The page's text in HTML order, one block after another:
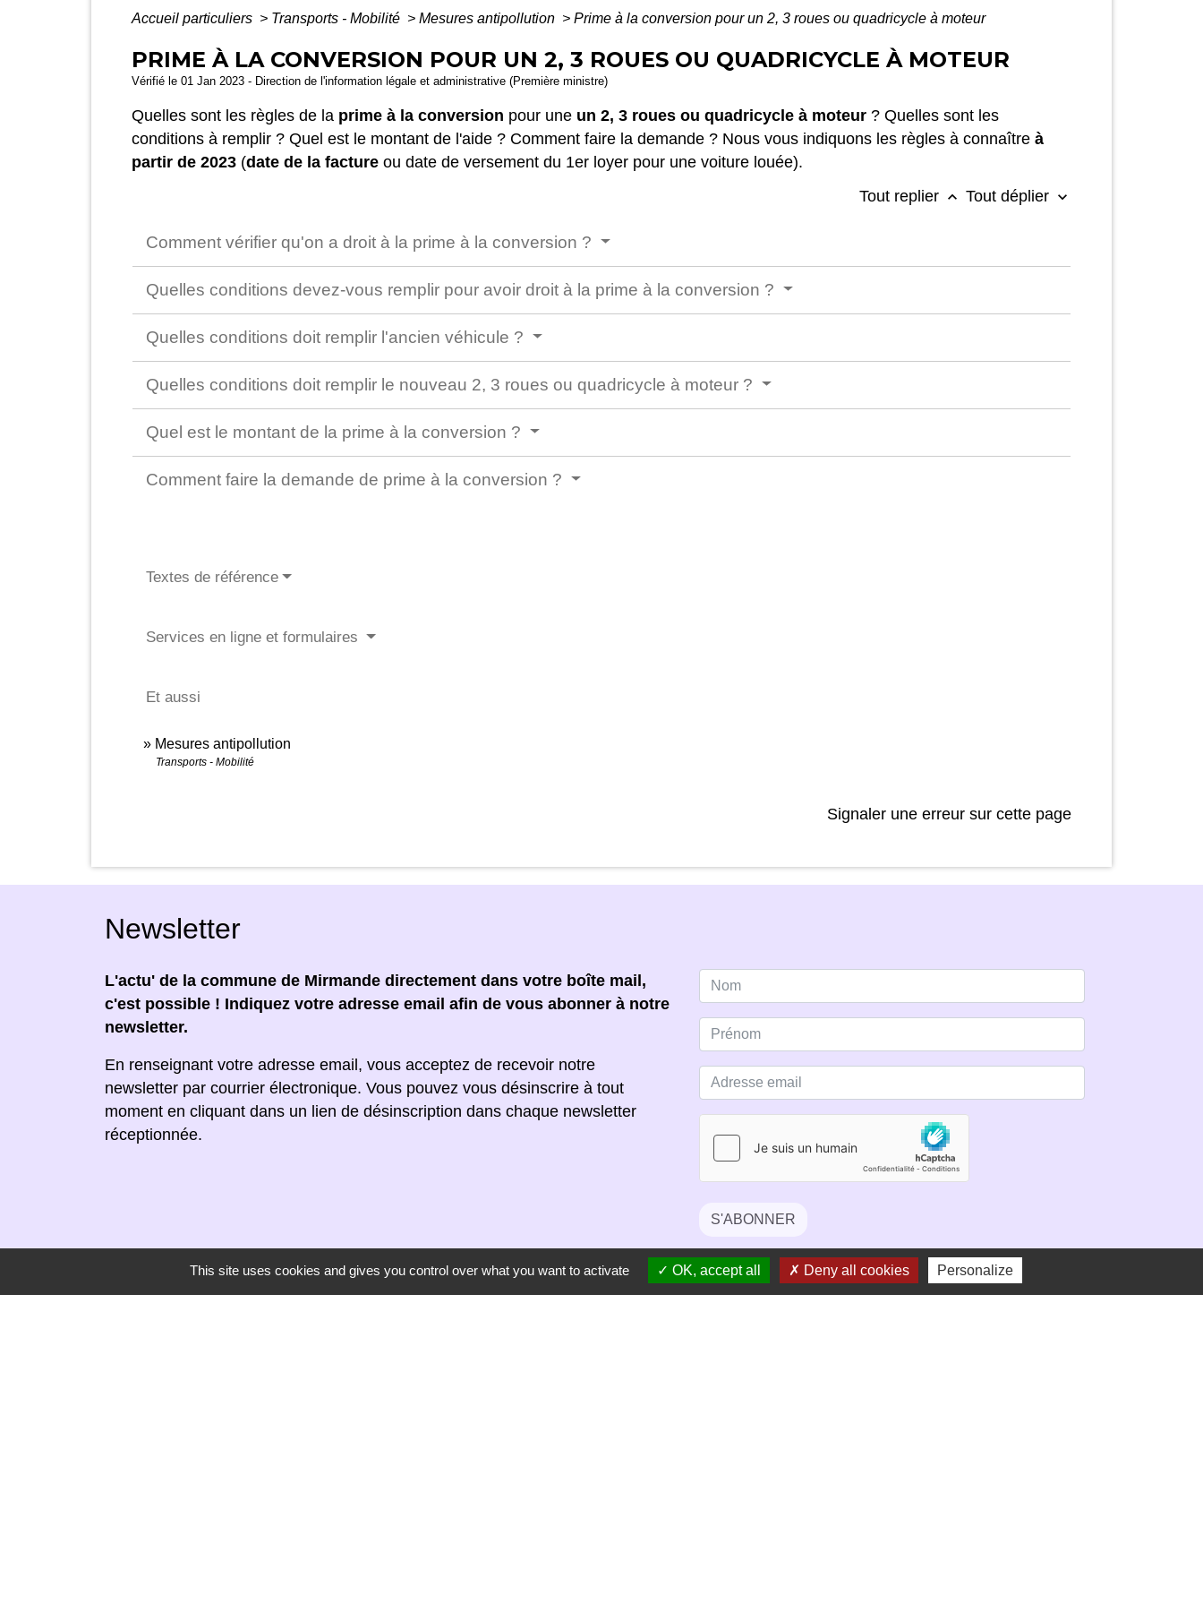
Accueil particuliers > Transports - Mobilité > Mesures antipollution > Prime à la conversion pour un 2, 3 roues ou quadricycle à moteur
PRIME À LA CONVERSION POUR UN 2, 3 ROUES OU QUADRICYCLE À MOTEUR
Vérifié le 01 Jan 2023 - Direction de l'information légale et administrative (Première ministre)
Quelles sont les règles de la prime à la conversion pour une un 2, 3 roues ou quadricycle à moteur ? Quelles sont les
conditions à remplir ? Quel est le montant de l'aide ? Comment faire la demande ? Nous vous indiquons les règles à connaître à
partir de 2023 (date de la facture ou date de versement du 1er loyer pour une voiture louée).
Tout replier keyboard_arrow_up Tout déplier keyboard_arrow_down
Comment vérifier qu'on a droit à la prime à la conversion ?
Quelles conditions devez-vous remplir pour avoir droit à la prime à la conversion ?
Quelles conditions doit remplir l'ancien véhicule ?
Quelles conditions doit remplir le nouveau 2, 3 roues ou quadricycle à moteur ?
Quel est le montant de la prime à la conversion ?
Comment faire la demande de prime à la conversion ?
Textes de référence
Services en ligne et formulaires
Et aussi
Mesures antipollution
Transports - Mobilité
Signaler une erreur sur cette page
Newsletter
L'actu' de la commune de Mirmande directement dans votre boîte mail,
c'est possible ! Indiquez votre adresse email afin de vous abonner à notre
newsletter.
En renseignant votre adresse email, vous acceptez de recevoir notre
newsletter par courrier électronique. Vous pouvez vous désinscrire à tout
moment en cliquant dans un lien de désinscription dans chaque newsletter
réceptionnée.
S'ABONNER
This site uses cookies and gives you control over what you want to activate OK, accept all Deny all cookies Personalize